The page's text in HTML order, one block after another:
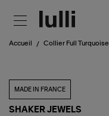
Accueil Collier Full Turquoise
MADE IN FRANCE
SHAKER JEWELS